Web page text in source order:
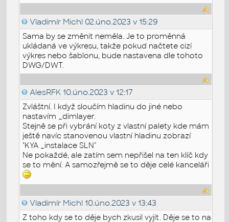
Vladimír Michl 02.úno.2023 v 15:29
Sama by se změnit neměla. Je to proměnná
ukládaná ve výkresu, takže pokud načtete cizí
výkres nebo šablonu, bude nastavena dle tohoto
DWG/DWT.
AlesRFK 10.úno.2023 v 12:17
Zvláštní. I když sloučím hladinu do jiné nebo
nastavím _dimlayer.
Stejně se při vybrání koty z vlastní palety kde mám
ještě navíc stanovenou vlastní hladinu zobrazí
"KYA _instalace SLN"
Ne pokaždé, ale zatím sem nepřišel na ten klíč kdy
se to mění. A samozřejmě se to děje celé kanceláři
Vladimír Michl 10.úno.2023 v 13:43
Z toho kdy se to děje bych zkusil vyjít. Děje se to na